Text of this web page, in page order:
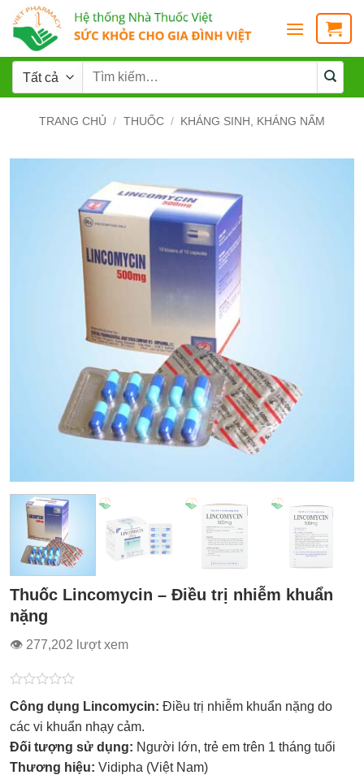
TRANG CHỦ / THUỐC / KHÁNG SINH, KHÁNG NẤM
Thuốc Lincomycin – Điều trị nhiễm khuẩn
nặng
👁 277,202 lượt xem
Được
xếp
hạng
0.0
5
sao
Công dụng Lincomycin: Điều trị nhiễm khuẩn nặng do
các vi khuẩn nhạy cảm.
Đối tượng sử dụng: Người lớn, trẻ em trên 1 tháng tuổi
Thương hiệu: Vidipha (Việt Nam)